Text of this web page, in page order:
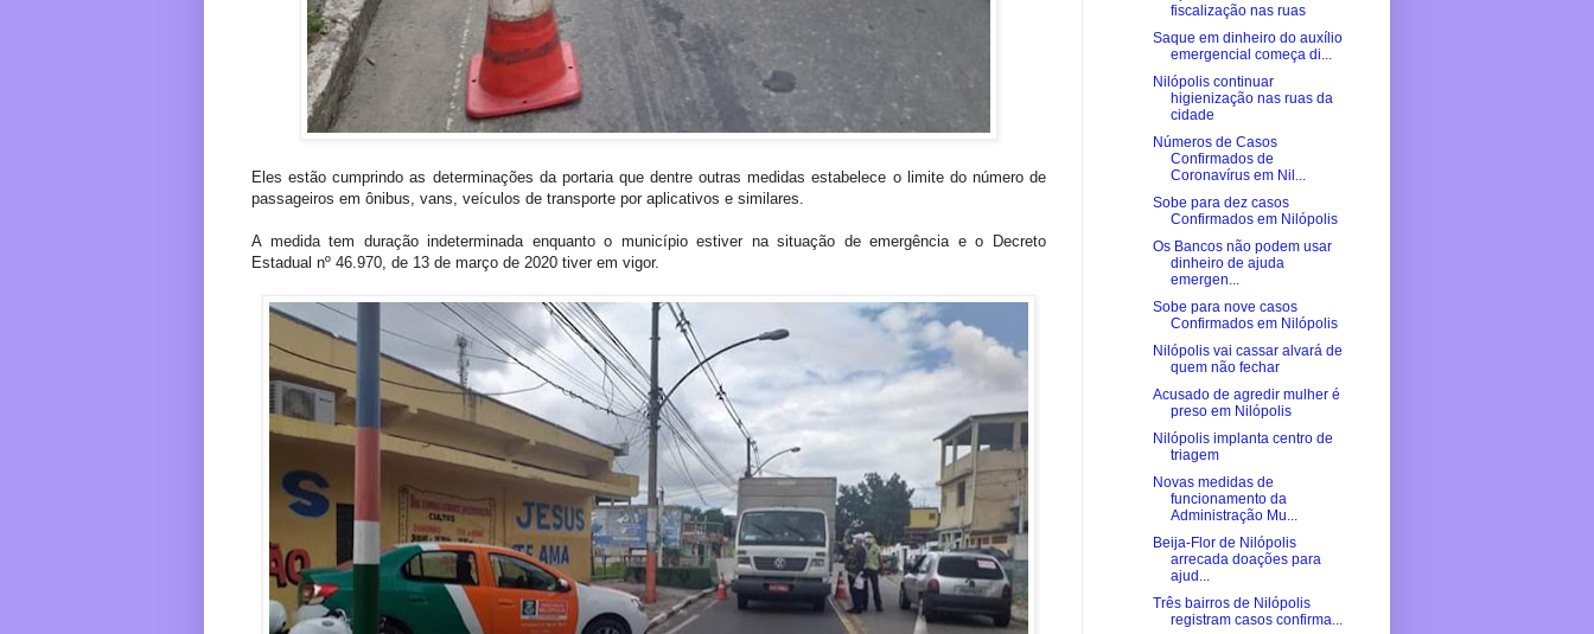
Eles estão cumprindo as determinações da portaria que dentre outras medidas estabelece o limite do número de
passageiros em ônibus, vans, veículos de transporte por aplicativos e similares.
A medida tem duração indeterminada enquanto o município estiver na situação de emergência e o Decreto
Estadual nº 46.970, de 13 de março de 2020 tiver em vigor.
fiscalização nas ruas
Saque em dinheiro do auxílio
emergencial começa di...
Nilópolis continuar
higienização nas ruas da
cidade
Números de Casos
Confirmados de
Coronavírus em Nil...
Sobe para dez casos
Confirmados em Nilópolis
Os Bancos não podem usar
dinheiro de ajuda
emergen...
Sobe para nove casos
Confirmados em Nilópolis
Nilópolis vai cassar alvará de
quem não fechar
Acusado de agredir mulher é
preso em Nilópolis
Nilópolis implanta centro de
triagem
Novas medidas de
funcionamento da
Administração Mu...
Beija-Flor de Nilópolis
arrecada doações para
ajud...
Três bairros de Nilópolis
registram casos confirma...